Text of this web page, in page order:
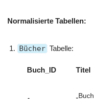
Normalisierte Tabellen:
Bücher Tabelle:
Buch_ID Titel
„Buch